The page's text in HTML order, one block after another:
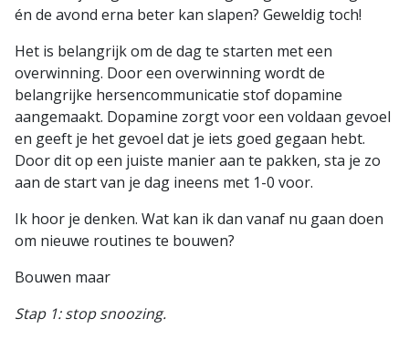
én de avond erna beter kan slapen? Geweldig toch!
Het is belangrijk om de dag te starten met een
overwinning. Door een overwinning wordt de
belangrijke hersencommunicatie stof dopamine
aangemaakt. Dopamine zorgt voor een voldaan gevoel
en geeft je het gevoel dat je iets goed gegaan hebt.
Door dit op een juiste manier aan te pakken, sta je zo
aan de start van je dag ineens met 1-0 voor.
Ik hoor je denken. Wat kan ik dan vanaf nu gaan doen
om nieuwe routines te bouwen?
Bouwen maar
Stap 1: stop snoozing.